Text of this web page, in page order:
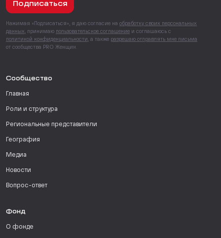
Подписаться
Нажимая «Подписаться», я даю согласие на обработку своих персональных
данных , принимаю пользовательское соглашение и соглашаюсь с
политикой конфиденциальности , а также разрешаю отправлять мне письма
от сообщества PRO Женщин.
Сообщество
Главная
Роли и структура
Региональные представители
География
Медиа
Новости
Вопрос-ответ
Фонд
О фонде